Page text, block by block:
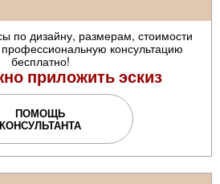
по дизайну, размерам, стоимости
консультацию
бесплатно!
приложить эскиз
ПОМОЩЬ
КОНСУЛЬТАНТА